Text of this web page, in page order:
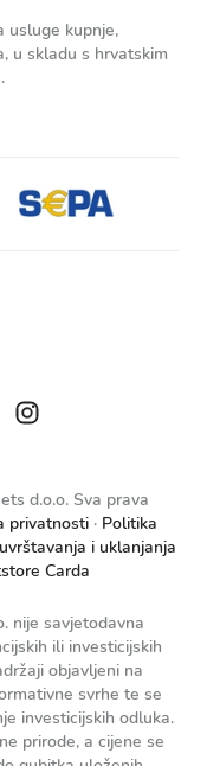
usluge kupnje,
u skladu s hrvatskim
d.o.o. Sva prava
privatnosti
Politika
i uklanjanja
Carda
nije savjetodavna
ili investicijskih
objavljeni na
svrhe te se
investicijskih odluka.
prirode, a cijene se